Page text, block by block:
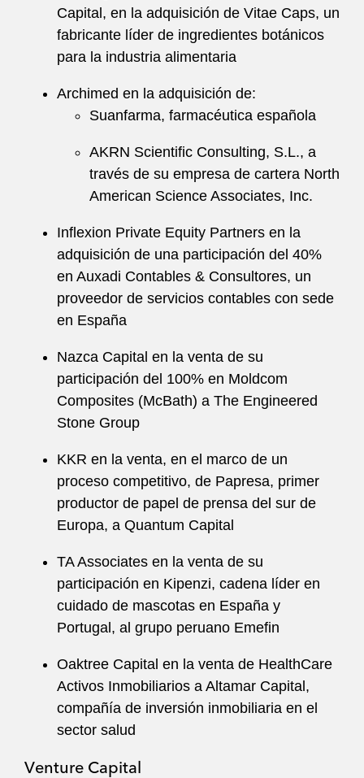
Capital, en la adquisición de Vitae Caps, un
fabricante líder de ingredientes botánicos
para la industria alimentaria
Archimed en la adquisición de:
Suanfarma, farmacéutica española
AKRN Scientific Consulting, S.L., a
través de su empresa de cartera North
American Science Associates, Inc.
Inflexion Private Equity Partners en la
adquisición de una participación del 40%
en Auxadi Contables & Consultores, un
proveedor de servicios contables con sede
en España
Nazca Capital en la venta de su
participación del 100% en Moldcom
Composites (McBath) a The Engineered
Stone Group
KKR en la venta, en el marco de un
proceso competitivo, de Papresa, primer
productor de papel de prensa del sur de
Europa, a Quantum Capital
TA Associates en la venta de su
participación en Kipenzi, cadena líder en
cuidado de mascotas en España y
Portugal, al grupo peruano Emefin
Oaktree Capital en la venta de HealthCare
Activos Inmobiliarios a Altamar Capital,
compañía de inversión inmobiliaria en el
sector salud
Venture Capital